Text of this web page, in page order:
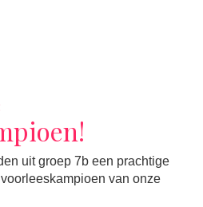
uit groep 7b een prachtige
van onze